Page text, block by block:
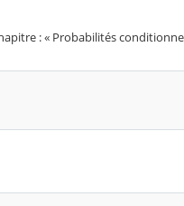
: « Probabilités